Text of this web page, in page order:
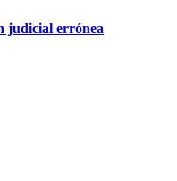
judicial errónea